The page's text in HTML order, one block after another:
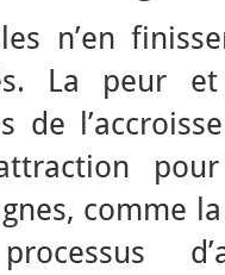
n’en
La peur
de
comme